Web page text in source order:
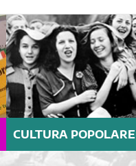
CULTURA POPOLARE